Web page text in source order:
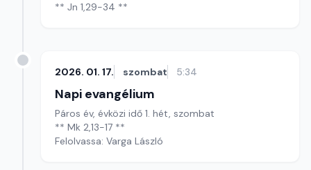
** Jn 1,29-34 **
2026. 01. 17. szombat 5:34
Napi evangélium
Páros év, évközi idő 1. hét, szombat
** Mk 2,13-17 **
Felolvassa: Varga László